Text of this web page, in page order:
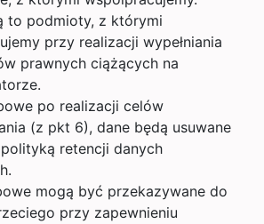
to podmioty, z którymi
przy realizacji wypełniania
prawnych ciążących na
po realizacji celów
(z pkt 6), dane będą usuwane
retencji danych
mogą być przekazywane do
przy zapewnieniu